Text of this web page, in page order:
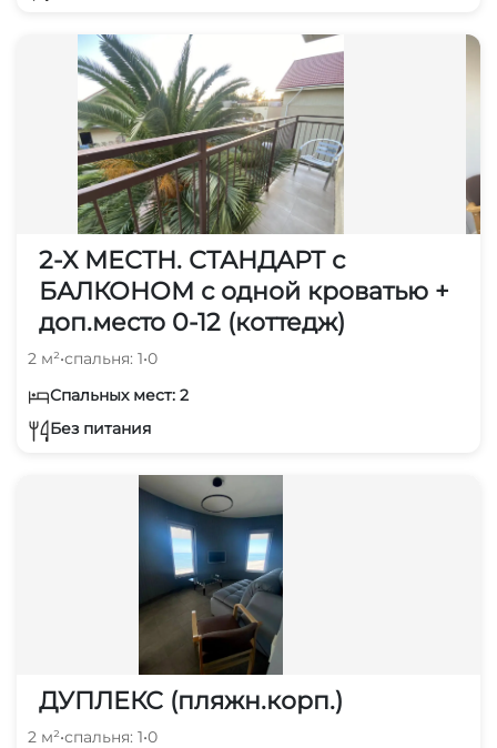
2-Х МЕСТН. СТАНДАРТ с
БАЛКОНОМ с одной кроватью +
доп.место 0-12 (коттедж)
2 м²•спальня: 1•0
Спальных мест: 2
Без питания
ДУПЛЕКС (пляжн.корп.)
2 м²•спальня: 1•0